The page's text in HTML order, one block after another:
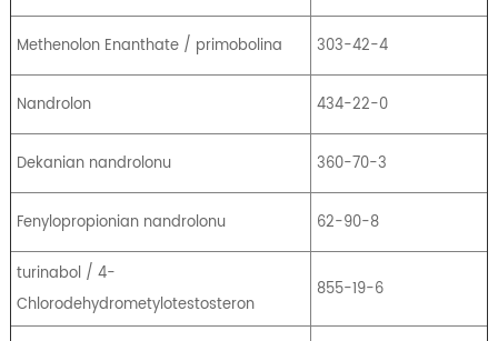
Methenolon Enanthate / primobolina 303-42-4
Nandrolon 434-22-0
Dekanian nandrolonu 360-70-3
Fenylopropionian nandrolonu 62-90-8
turinabol / 4-
Chlorodehydrometylotestosteron
855-19-6